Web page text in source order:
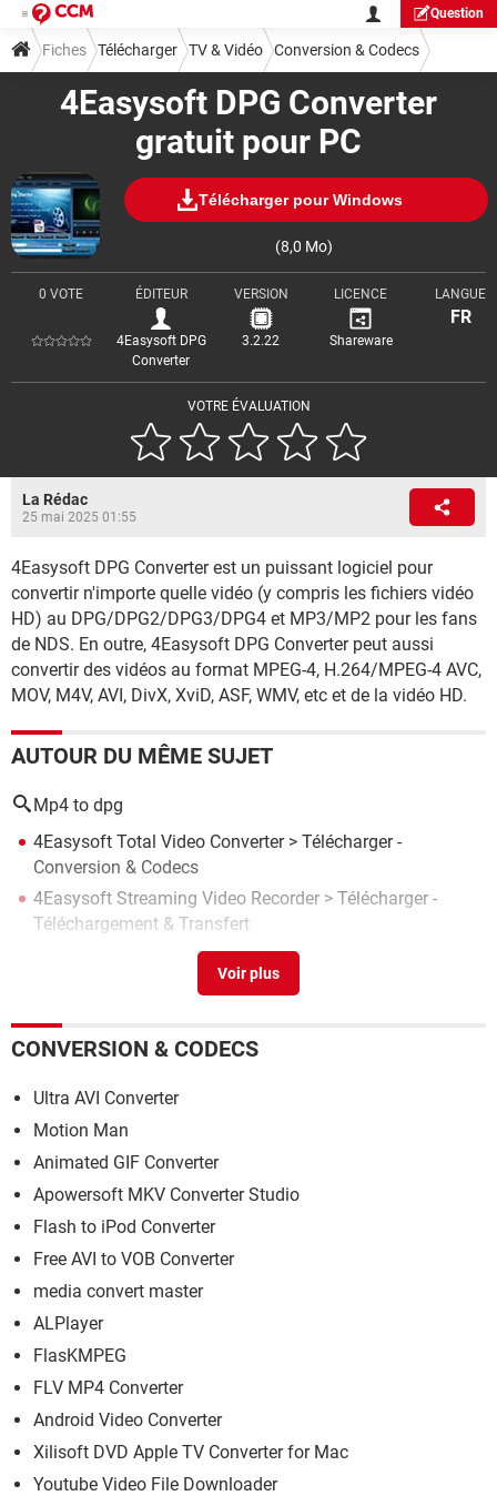
Question
4Easysoft DPG Converter
gratuit pour PC
Télécharger pour Windows
(8,0 Mo)
VOTRE ÉVALUATION
0 VOTE ÉDITEUR
4Easysoft DPG
Converter
VERSION
3.2.22
LICENCE
Shareware
LANGUE
FR
Fiches Télécharger TV & Vidéo Conversion & Codecs
La Rédac
25 mai 2025 01:55
4Easysoft DPG Converter est un puissant logiciel pour
convertir n'importe quelle vidéo (y compris les fichiers vidéo
HD) au DPG/DPG2/DPG3/DPG4 et MP3/MP2 pour les fans
de NDS. En outre, 4Easysoft DPG Converter peut aussi
convertir des vidéos au format MPEG-4, H.264/MPEG-4 AVC,
MOV, M4V, AVI, DivX, XviD, ASF, WMV, etc et de la vidéo HD.
AUTOUR DU MÊME SUJET
Mp4 to dpg
4Easysoft Total Video Converter> Télécharger -
Conversion & Codecs
4Easysoft Streaming Video Recorder > Télécharger -
Téléchargement & Transfert
4Easysoft iPhone 4G Rip> Télécharger - TV & Vidéo
CONVERSION & CODECS
Ultra AVI Converter
Motion Man
Animated GIF Converter
Apowersoft MKV Converter Studio
Flash to iPod Converter
Free AVI to VOB Converter
media convert master
ALPlayer
FlasKMPEG
FLV MP4 Converter
Android Video Converter
Xilisoft DVD Apple TV Converter for Mac
Youtube Video File Downloader